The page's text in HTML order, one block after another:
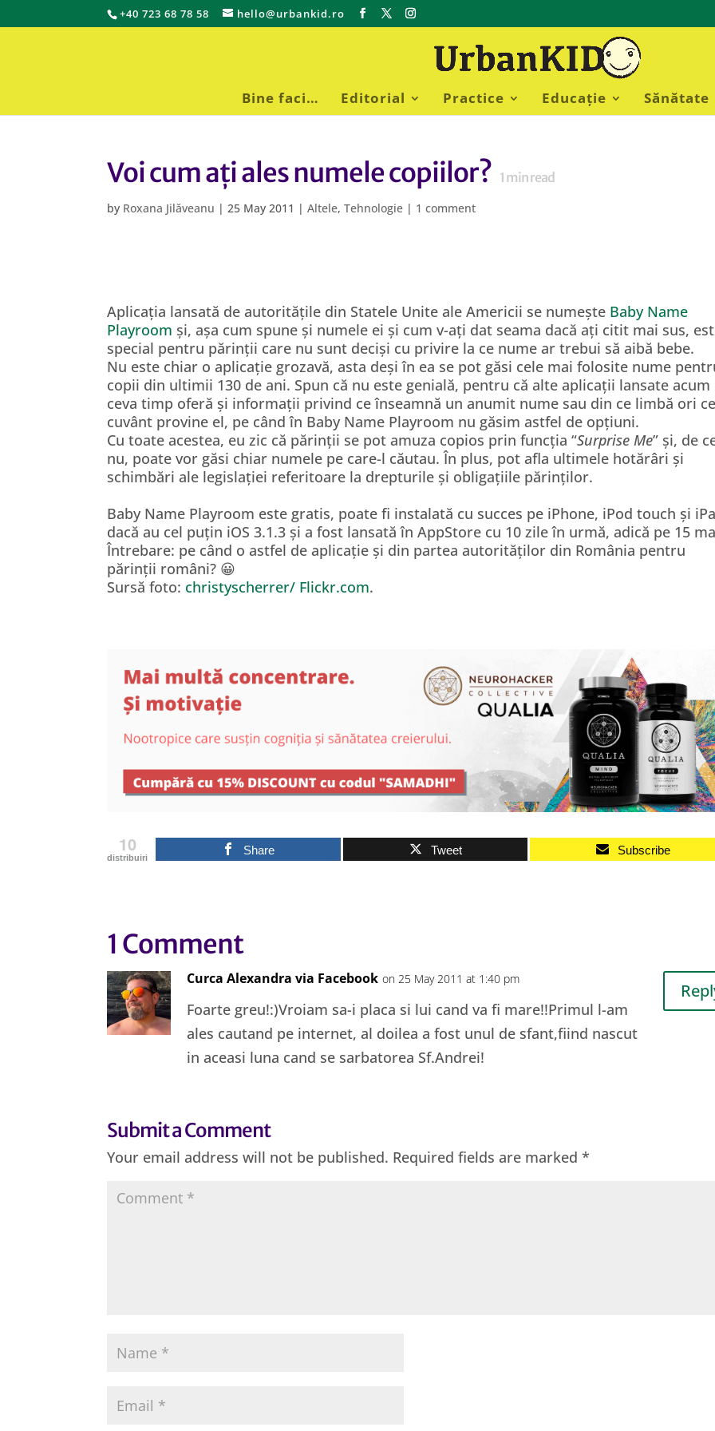
+40 723 68 78 58 hello@urbankid.ro
Bine faci… Editorial Practice Educație Sănătate
Voi cum ați ales numele copiilor? 1 min read
by Roxana Jilăveanu |25 May 2011 |Altele,Tehnologie | 1 comment
Aplicația lansată de autoritățile din Statele Unite ale Americii se numește Baby Name
Playroom și, așa cum spune și numele ei și cum v-ați dat seama dacă ați citit mai sus,
special pentru părinții care nu sunt deciși cu privire la ce nume ar trebui să aibă bebe.
Nu este chiar o aplicație grozavă, asta deși în ea se pot găsi cele mai folosite nume
copii din ultimii 130 de ani. Spun că nu este genială, pentru că alte aplicații lansate acum
ceva timp oferă și informații privind ce înseamnă un anumit nume sau din ce limbă ori
cuvânt provine el, pe când în Baby Name Playroom nu găsim astfel de opțiuni.
Cu toate acestea, eu zic că părinții se pot amuza copios prin funcția “Surprise Me” și, de
nu, poate vor găsi chiar numele pe care-l căutau. În plus, pot afla ultimele hotărâri și
schimbări ale legislației referitoare la drepturile și obligațiile părinților.
Baby Name Playroom este gratis, poate fi instalată cu succes pe iPhone, iPod touch și
dacă au cel puțin iOS 3.1.3 și a fost lansată în AppStore cu 10 zile în urmă, adică pe 15
Întrebare: pe când o astfel de aplicație și din partea autorităților din România pentru
părinții români? 😀
Sursă foto: christyscherrer/ Flickr.com.
10
distribuiri
Share Tweet Subscribe
1 Comment
Curca Alexandra via Facebook on 25 May 2011 at 1:40 pm
Foarte greu!:)Vroiam sa-i placa si lui cand va fi mare!!Primul l-am
ales cautand pe internet, al doilea a fost unul de sfant,fiind nascut
in aceasi luna cand se sarbatorea Sf.Andrei!
Submit a Comment
Your email address will not be published. Required fields are marked*